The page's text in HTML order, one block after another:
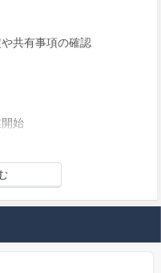
共有事項の確認
始